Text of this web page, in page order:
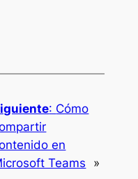
: Cómo
en
Teams
»